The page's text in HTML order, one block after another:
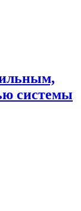
системы